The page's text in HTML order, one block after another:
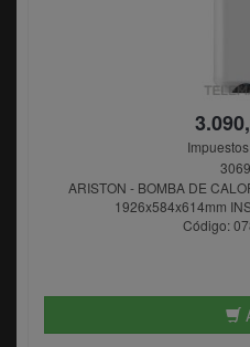
ARISTON - BOMBA DE
1926x584x614mm
Código: